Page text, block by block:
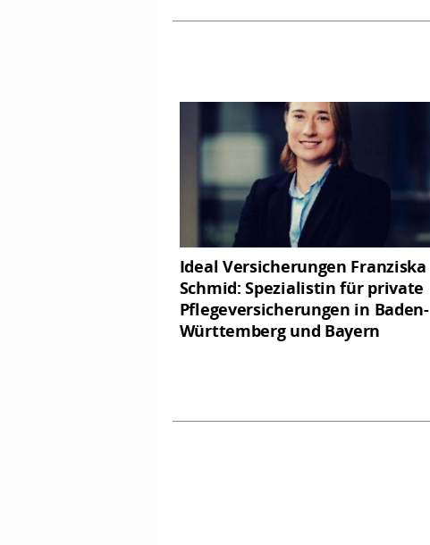
Ideal Versicherungen Franziska
Schmid: Spezialistin für private
Pflegeversicherungen in Baden-
Württemberg und Bayern